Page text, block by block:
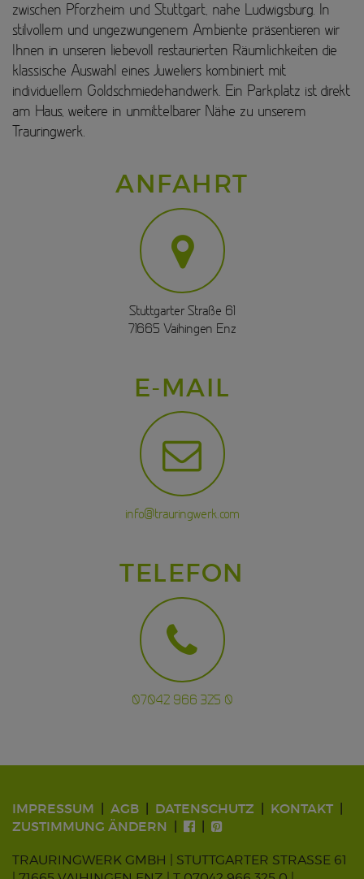
zwischen Pforzheim und Stuttgart, nahe Ludwigsburg. In
stilvollem und ungezwungenem Ambiente präsentieren wir
Ihnen in unseren liebevoll restaurierten Räumlichkeiten die
klassische Auswahl eines Juweliers kombiniert mit
individuellem Goldschmiedehandwerk. Ein Parkplatz ist direkt
am Haus, weitere in unmittelbarer Nähe zu unserem
Trauringwerk.
ANFAHRT
Stuttgarter Straße 61
71665 Vaihingen Enz
E-MAIL
info@trauringwerk.com
TELEFON
07042 966 325 0
IMPRESSUM AGB DATENSCHUTZ
KONTAKT
ZUSTIMMUNG ÄNDERN
TRAURINGWERK GMBH | STUTTGARTER STRASSE 61